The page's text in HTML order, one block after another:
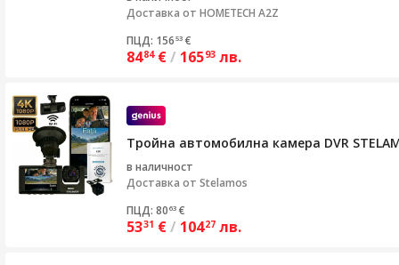
Доставка от HOMETECH A2Z
ПЦД: 156 53 €
8484 €/ 16593 лв.
Тройна автомобилна камера DVR
в наличност
Доставка от Stelamos
ПЦД: 80 63 €
5331 €/ 10427 лв.